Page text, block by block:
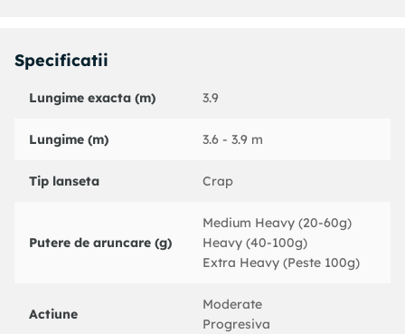
textil,
- 1 lanseta Fino Carp Wind Blade de 3.9 m ;
- 1 husa transport;
Specificatii
Lungime exacta (m) 3.9
Lungime (m) 3.6 - 3.9 m
Tip lanseta Crap
Putere de aruncare (g)
Medium Heavy (20-60g)
Heavy (40-100g)
Extra Heavy (Peste 100g)
Actiune
Moderate
Progresiva